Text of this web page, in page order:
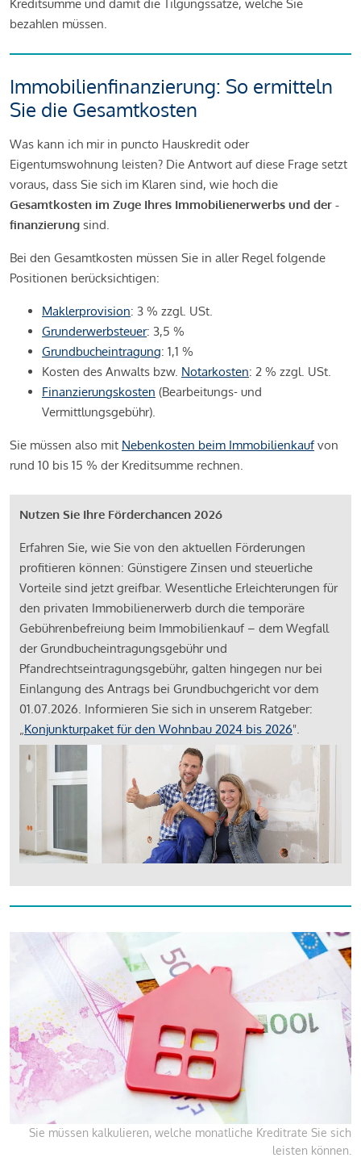
Kreditsumme und damit die Tilgungssätze, welche Sie
bezahlen müssen.
Immobilienfinanzierung: So ermitteln
Sie die Gesamtkosten
Was kann ich mir in puncto Hauskredit oder
Eigentumswohnung leisten? Die Antwort auf diese Frage setzt
voraus, dass Sie sich im Klaren sind, wie hoch die
Gesamtkosten im Zuge Ihres Immobilienerwerbs und der -
finanzierung sind.
Bei den Gesamtkosten müssen Sie in aller Regel folgende
Positionen berücksichtigen:
Maklerprovision: 3 % zzgl. USt.
Grunderwerbsteuer: 3,5 %
Grundbucheintragung: 1,1 %
Kosten des Anwalts bzw. Notarkosten: 2 % zzgl. USt.
Finanzierungskosten (Bearbeitungs- und
Vermittlungsgebühr).
Sie müssen also mit Nebenkosten beim Immobilienkaufvon
rund 10 bis 15 % der Kreditsumme rechnen.
Nutzen Sie Ihre Förderchancen 2026
Erfahren Sie, wie Sie von den aktuellen Förderungen
profitieren können: Günstigere Zinsen und steuerliche
Vorteile sind jetzt greifbar. Wesentliche Erleichterungen für
den privaten Immobilienerwerb durch die temporäre
Gebührenbefreiung beim Immobilienkauf – dem Wegfall
der Grundbucheintragungsgebühr und
Pfandrechtseintragungsgebühr, galten hingegen nur bei
Einlangung des Antrags bei Grundbuchgericht vor dem
01.07.2026. Informieren Sie sich in unserem Ratgeber:
„Konjunkturpaket für den Wohnbau 2024 bis 2026".
Sie müssen kalkulieren, welche monatliche Kreditrate Sie sich
leisten können.